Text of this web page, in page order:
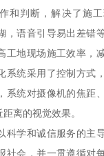
和判断，解决了施
，语音引导易出差错
工地现场施工效率，
系统采用了控制方式
系统对摄像机的焦距
离的视觉效果。
科学和诚信服务的主
社会，并一贯遵循对